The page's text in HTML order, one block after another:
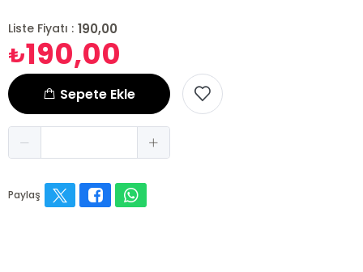
Liste Fiyatı : 190,00
₺190,00
Sepete Ekle
Paylaş